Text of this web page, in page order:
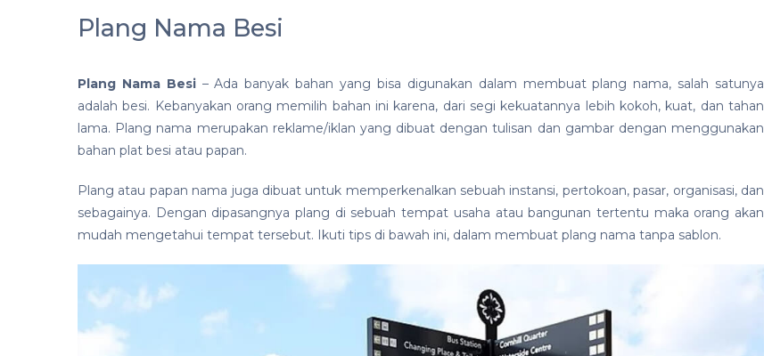
Plang Nama Besi
Plang Nama Besi– Ada banyak bahan yang bisa digunakan dalam membuat plang nama, salah satunya
adalah besi. Kebanyakan orang memilih bahan ini karena, dari segi kekuatannya lebih kokoh, kuat, dan tahan
lama. Plang nama merupakan reklame/iklan yang dibuat dengan tulisan dan gambar dengan menggunakan
bahan plat besi atau papan.
Plang atau papan nama juga dibuat untuk memperkenalkan sebuah instansi, pertokoan, pasar, organisasi, dan
sebagainya. Dengan dipasangnya plang di sebuah tempat usaha atau bangunan tertentu maka orang akan
mudah mengetahui tempat tersebut. Ikuti tips di bawah ini, dalam membuat plang nama tanpa sablon.